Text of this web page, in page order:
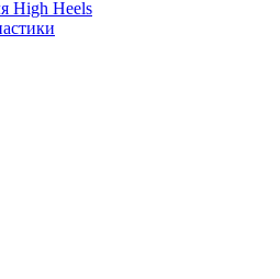
High Heels